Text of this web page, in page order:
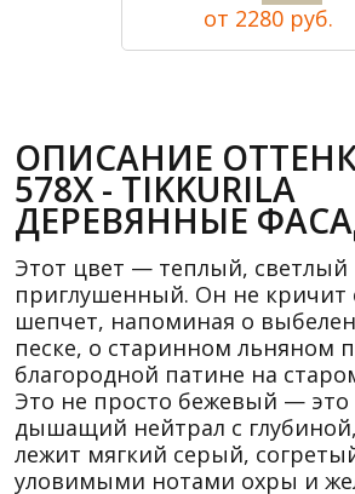
от 2280 руб.
ОПИСАНИЕ
578X - TIKKURILA
ДЕРЕВЯННЫЕ
Этот цвет — теплый, светлый
приглушенный. Он не кричит
шепчет, напоминая о
песке, о старинном льняном
благородной патине на
Это не просто бежевый —
дышащий нейтрал с
лежит мягкий серый,
уловимыми нотами охры и